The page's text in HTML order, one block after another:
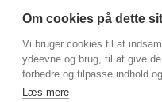
Nyhedsbrev
Stens Læderhandel
Log ind
Om cookies på dette
Vi bruger cookies til at
ydeevne og brug, til at give
forbedre og tilpasse indhold
Læs mere